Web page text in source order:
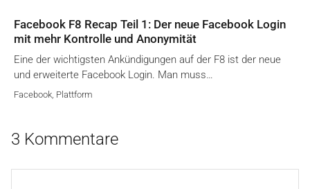
Facebook F8 Recap Teil 1: Der neue Facebook Login
mit mehr Kontrolle und Anonymität
Eine der wichtigsten Ankündigungen auf der F8 ist der neue
und erweiterte Facebook Login. Man muss…
Facebook, Plattform
3 Kommentare